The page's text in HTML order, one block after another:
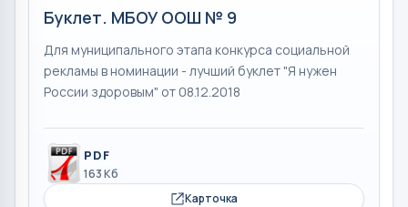
Буклет. МБОУ ООШ № 9
Для муниципального этапа конкурса социальной
рекламы в номинации - лучший буклет "Я нужен
России здоровым" от 08.12.2018
PDF
163 Кб
Карточка